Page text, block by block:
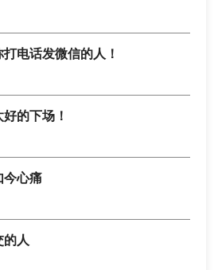
电话发微信的人！
的下场！
今心痛
人